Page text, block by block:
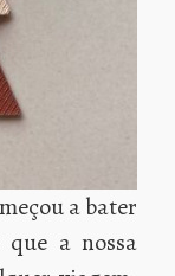
a bater
que a nossa